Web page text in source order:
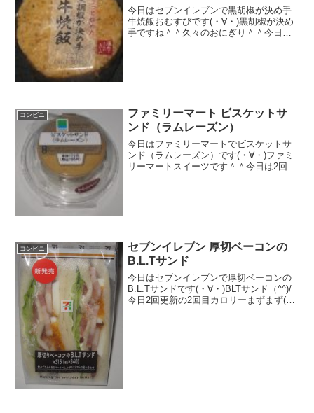
今日はセブンイレブンで黒胡椒が決め手
牛焼飯おむすびです(・∀・)黒胡椒が決め
手ですね＾＾久々のおにぎり＾＾今日は2
コンビニ
ファミリーマート ビスケットサ
ンド（ラムレーズン）
今日はファミリーマートでビスケットサ
ンド（ラムレーズン）です(・∀・)ファミ
リーマートスイーツです＾＾今日は2回更
コンビニ
セブンイレブン 厚切ベーコンの
B.L.Tサンド
今日はセブンイレブンで厚切ベーコンの
B.L.Tサンドです(・∀・)BLTサンド（^^)/
今日2回更新の2回目カロリーまずまず(^^)